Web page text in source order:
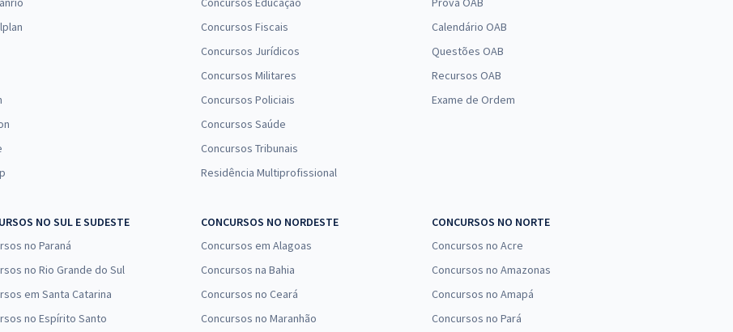
Concursos Fiscais
Concursos Jurídicos
Concursos Militares
Concursos Policiais
Concursos Saúde
Concursos Tribunais
Residência Multiprofissional
Calendário OAB
Questões OAB
Recursos OAB
Exame de Ordem
NO SUL E SUDESTE
no Paraná
no Rio Grande do Sul
em Santa Catarina
no Espírito Santo
CONCURSOS NO NORDESTE
Concursos em Alagoas
Concursos na Bahia
Concursos no Ceará
Concursos no Maranhão
CONCURSOS NO NORTE
Concursos no Acre
Concursos no Amazonas
Concursos no Amapá
Concursos no Pará